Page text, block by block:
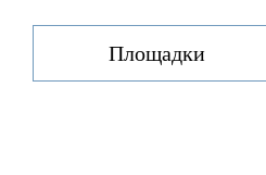
Площадки